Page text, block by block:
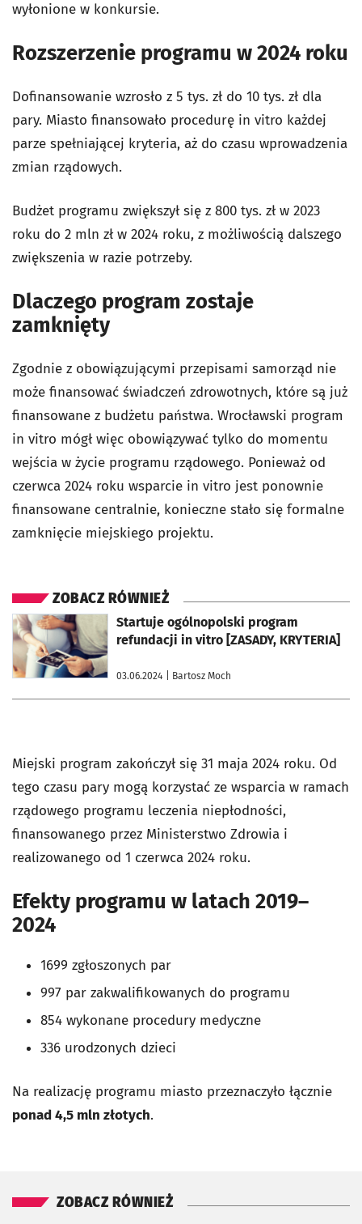
wyłonione w konkursie.
Rozszerzenie programu w 2024 roku
Dofinansowanie wzrosło z 5 tys. zł do 10 tys. zł dla
pary. Miasto finansowało procedurę in vitro każdej
parze spełniającej kryteria, aż do czasu wprowadzenia
zmian rządowych.
Budżet programu zwiększył się z 800 tys. zł w 2023
roku do 2 mln zł w 2024 roku, z możliwością dalszego
zwiększenia w razie potrzeby.
Dlaczego program zostaje
zamknięty
Zgodnie z obowiązującymi przepisami samorząd nie
może finansować świadczeń zdrowotnych, które są już
finansowane z budżetu państwa. Wrocławski program
in vitro mógł więc obowiązywać tylko do momentu
wejścia w życie programu rządowego. Ponieważ od
czerwca 2024 roku wsparcie in vitro jest ponownie
finansowane centralnie, konieczne stało się formalne
zamknięcie miejskiego projektu.
ZOBACZ RÓWNIEŻ
Startuje ogólnopolski program
refundacji in vitro [ZASADY, KRYTERIA]
03.06.2024 | Bartosz Moch
otworzy się w nowej karcie
Miejski program zakończył się 31 maja 2024 roku. Od
tego czasu pary mogą korzystać ze wsparcia w ramach
rządowego programu leczenia niepłodności,
finansowanego przez Ministerstwo Zdrowia i
realizowanego od 1 czerwca 2024 roku.
Efekty programu w latach 2019–
2024
1699 zgłoszonych par
997 par zakwalifikowanych do programu
854 wykonane procedury medyczne
336 urodzonych dzieci
Na realizację programu miasto przeznaczyło łącznie
ponad 4,5 mln złotych.
ZOBACZ RÓWNIEŻ